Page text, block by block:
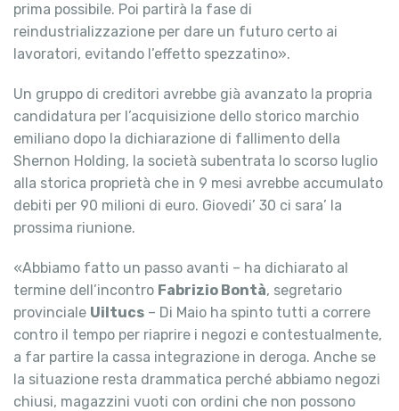
prima possibile. Poi partirà la fase di
reindustrializzazione per dare un futuro certo ai
lavoratori, evitando l’effetto spezzatino».
Un gruppo di creditori avrebbe già avanzato la propria
candidatura per l’acquisizione dello storico marchio
emiliano dopo la dichiarazione di fallimento della
Shernon Holding, la società subentrata lo scorso luglio
alla storica proprietà che in 9 mesi avrebbe accumulato
debiti per 90 milioni di euro. Giovedi’ 30 ci sara’ la
prossima riunione.
«Abbiamo fatto un passo avanti – ha dichiarato al
termine dell’incontro Fabrizio Bontà, segretario
provinciale Uiltucs – Di Maio ha spinto tutti a correre
contro il tempo per riaprire i negozi e contestualmente,
a far partire la cassa integrazione in deroga. Anche se
la situazione resta drammatica perché abbiamo negozi
chiusi, magazzini vuoti con ordini che non possono